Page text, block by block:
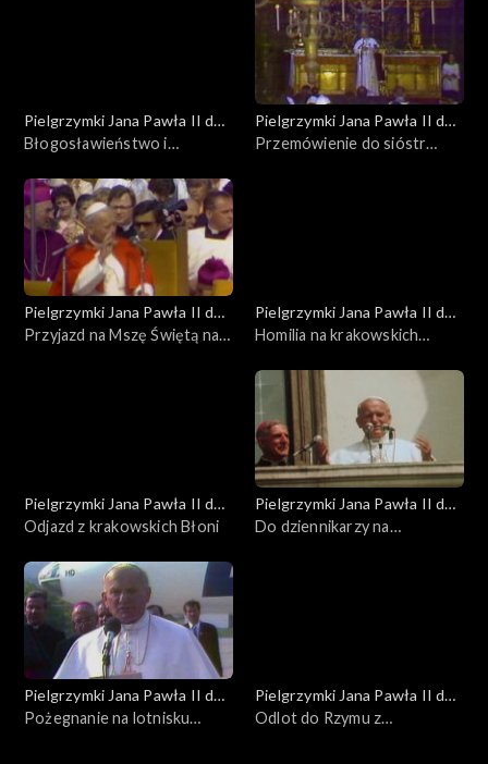
Pielgrzymki Jana Pawła II do
Polski
Błogosławieństwo i
Mogile
Pielgrzymki Jana Pawła II do
Polski
Przemówienie do sióstr
Pielgrzymki Jana Pawła II do
Polski
Przyjazd na Mszę Świętą na
Pielgrzymki Jana Pawła II do
Polski
Homilia na krakowskich
Pielgrzymki Jana Pawła II do
Polski
Odjazd z krakowskich Błoni
Pielgrzymki Jana Pawła II do
Polski
Do dziennikarzy na
Pielgrzymki Jana Pawła II do
Polski
Pożegnanie na lotnisku
Pielgrzymki Jana Pawła II do
Polski
Odlot do Rzymu z